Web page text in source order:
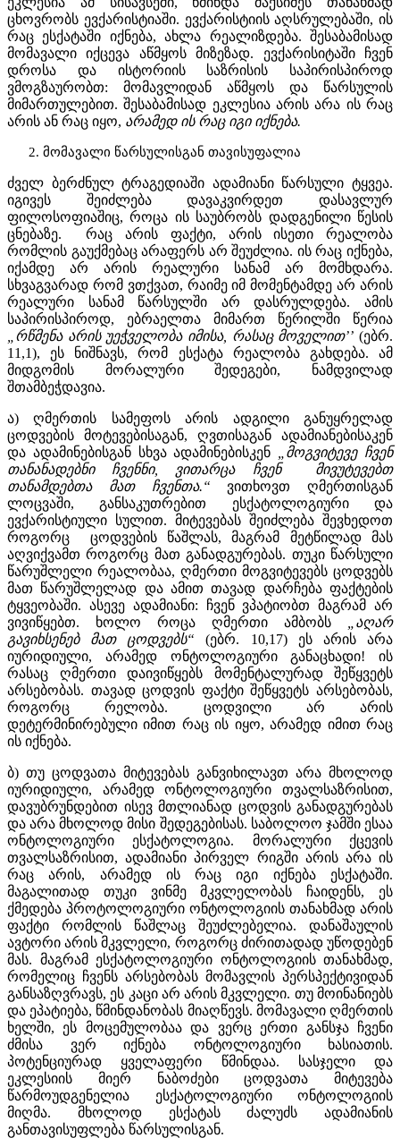
ცხოვრობს ევქარისტიაში. ევქარისტიის აღსრულებაში, ის
რაც ესქატაში იქნება, ახლა რეალიზდება. შესაბამისად
მომავალი იქცევა აწმყოს მიზეზად. ევქარისიტაში ჩვენ
დროსა და ისტორიის საზრისის საპირისპიროდ
ვმოგზაურობთ: მომავლიდან აწმყოს და წარსულის
მიმართულებით. შესაბამისად ეკლესია არის არა ის რაც
არის ან რაც იყო, არამედ ის რაც იგი იქნება.
მომავალი წარსულისგან თავისუფალია
ძველ ბერძნულ ტრაგედიაში ადამიანი წარსული ტყვეა.
იგივეს შეიძლება დავაკვირდეთ დასავლურ
ფილოსოფიაშიც, როცა ის საუბრობს დადგენილი წესის
ცნებაზე. რაც არის ფაქტი, არის ისეთი რეალობა
რომლის გაუქმებაც არაფერს არ შეუძლია. ის რაც იქნება,
იქამდე არ არის რეალური სანამ არ მომხდარა.
სხვაგვარად რომ ვთქვათ, რაიმე იმ მომენტამდე არ არის
რეალური სანამ წარსულში არ დასრულდება. ამის
საპირისპიროდ, ებრაელთა მიმართ წერილში წერია
„რწმენა არის უეჭველობა იმისა, რასაც მოველით’’ (ებრ.
11,1), ეს ნიშნავს, რომ ესქატა რეალობა გახდება. ამ
მიდგომის მორალური შედეგები, ნამდვილად
შთამბეჭდავია.
ა) ღმერთის სამეფოს არის ადგილი განუყრელად
ცოდვების მოტევებისაგან, ღვთისაგან ადამიანებისაკენ
და ადამინებისგან სხვა ადამინებისკენ
„მოგვიტევე ჩვენ
თანანადებნი ჩვენნი, ვითარცა ჩვენ მივუტევებთ
თანამდებთა მათ ჩვენთა.“ ვითხოვთ ღმერთისგან
ლოცვაში, განსაკუთრებით ესქატოლოგიური და
ევქარისტიული სულით. მიტევებას შეიძლება შევხედოთ
როგორც ცოდვების წაშლას, მაგრამ მეტწილად მას
აღვიქვამთ როგორც მათ განადგურებას. თუკი წარსული
წარუშლელი რეალობაა, ღმერთი მოგვიტევებს ცოდვებს
მათ წარუშლელად და ამით თავად დარჩება ფაქტების
ტყვეობაში. ასევე ადამიანი: ჩვენ ვპატიობთ მაგრამ არ
ვივიწყებთ. ხოლო როცა ღმერთი ამბობს
„აღარ
გავიხსენებ მათ ცოდვებს“ (ებრ. 10,17) ეს არის არა
იურიდიული, არამედ ონტოლოგიური განაცხადი! ის
რასაც ღმერთი დაივიწყებს მომენტალურად შეწყვეტს
არსებობას. თავად ცოდვის ფაქტი შეწყვეტს არსებობას,
როგორც რელობა. ცოდვილი არ არის
დეტერმინირებული იმით რაც ის იყო, არამედ იმით რაც
ის იქნება.
ბ) თუ ცოდვათა მიტევებას განვიხილავთ არა მხოლოდ
იურიდიული, არამედ ონტოლოგიური თვალსაზრისით,
დავუბრუნდებით ისევ მთლიანად ცოდვის განადგურებას
და არა მხოლოდ მისი შედეგებისას. საბოლოო ჯამში ესაა
ონტოლოგიური ესქატოლოგია. მორალური ქცევის
თვალსაზრისით, ადამიანი პირველ რიგში არის არა ის
რაც არის, არამედ ის რაც იგი იქნება ესქატაში.
მაგალითად თუკი ვინმე მკვლელობას ჩაიდენს, ეს
ქმედება პროტოლოგიური ონტოლოგიის თანახმად არის
ფაქტი რომლის წაშლაც შეუძლებელია. დანაშაულის
ავტორი არის მკვლელი, როგორც ძირითადად უწოდებენ
მას. მაგრამ ესქატოლოგიური ონტოლოგიის თანახმად,
რომელიც ჩვენს არსებობას მომავლის პერსპექტივიდან
განსაზღვრავს, ეს კაცი არ არის მკვლელი. თუ მოინანიებს
და ეპატიება, წმინდანობას მიაღწევს. მომავალი ღმერთის
ხელში, ეს მოცემულობაა და ვერც ერთი განსჯა ჩვენი
ძმისა ვერ იქნება ონტოლოგიური ხასიათის.
პოტენციურად ყველაფერი წმინდაა. სასჯელი და
ეკლესიის მიერ ნაბოძები ცოდვათა მიტევება
წარმოუდგენელია ესქატოლოგიური ონტოლოგიის
მიღმა. მხოლოდ ესქატას ძალუძს ადამიანის
განთავისუფლება წარსულისგან.